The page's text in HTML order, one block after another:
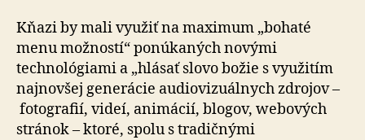
Kňazi by mali využiť na maximum „bohaté
menu možností“ ponúkaných novými
technológiami a „hlásať slovo božie s využitím
najnovšej generácie audiovizuálnych zdrojov –
fotografií, videí, animácií, blogov, webových
stránok – ktoré, spolu s tradičnými